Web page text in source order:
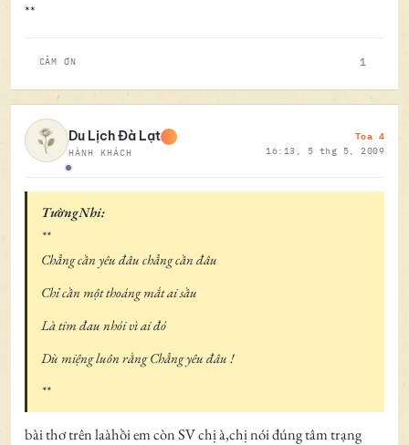
**
CẢM ƠN 1
Ngoại tuyến
Du Lịch Đà Lạt
HÀNH KHÁCH
Toa 4
16:13, 5 thg 5, 2009
TườngNhi:
**
Chẳng cần yêu đâu chẳng cần đâu
Chỉ cần một thoáng mắt ai sầu
Là tim đau nhói vì ai đó
Dù miệng luôn rằng Chẳng yêu đâu !
**
bài thơ trên laàhồi em còn SV chị à,chị nói đúng tâm trạng